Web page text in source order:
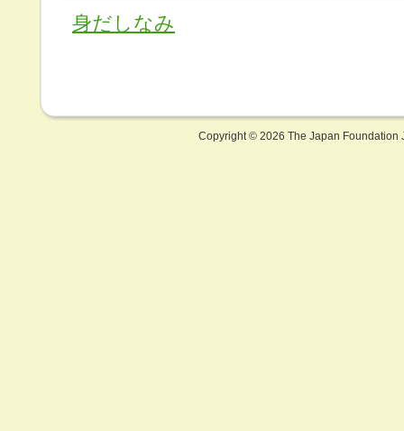
身だしなみ
Copyright © 2026 The Japan Foundation